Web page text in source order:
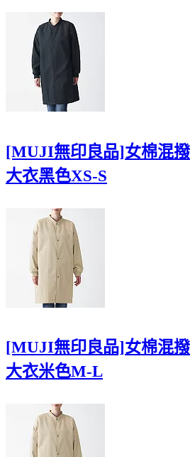
[MUJI無印良品]女棉混
大衣黑色XS-S
[MUJI無印良品]女棉混
大衣米色M-L